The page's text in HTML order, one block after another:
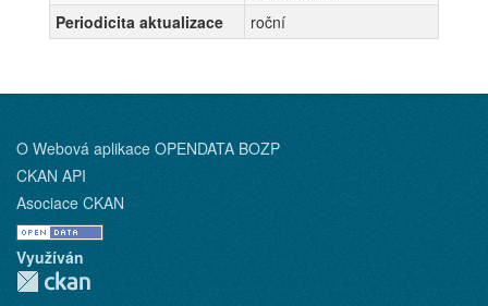
Periodicita aktualizace
roční
O Webová aplikace OPENDATA BOZP
CKAN API
Asociace CKAN
Využíván